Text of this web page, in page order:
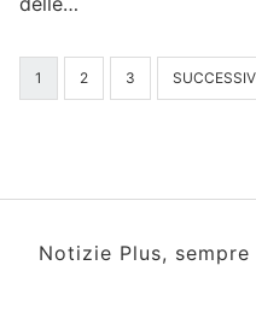
1 2 3
Notizie Plus,